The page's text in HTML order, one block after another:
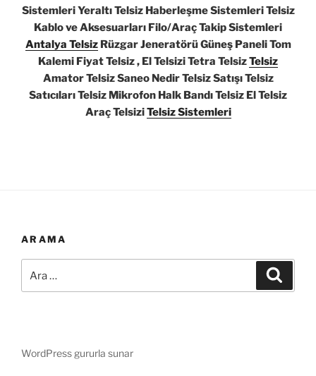
Sistemleri Yeraltı Telsiz Haberleşme Sistemleri Telsiz
Kablo ve Aksesuarları Filo/Araç Takip Sistemleri
Antalya TelsizRüzgar Jeneratörü Güneş Paneli Tom
Kalemi Fiyat Telsiz , El Telsizi Tetra TelsizTelsiz
Amator Telsiz Saneo Nedir Telsiz Satışı Telsiz
Satıcıları Telsiz Mikrofon Halk Bandı Telsiz El Telsiz
Araç TelsiziTelsiz Sistemleri
ARAMA
WordPress gururla sunar